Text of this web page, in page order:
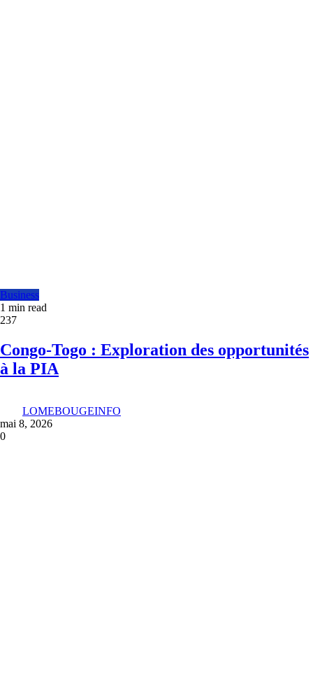
Business
1 min read
237
Congo-Togo : Exploration des opportunités
à la PIA
LOMEBOUGEINFO
mai 8, 2026
0